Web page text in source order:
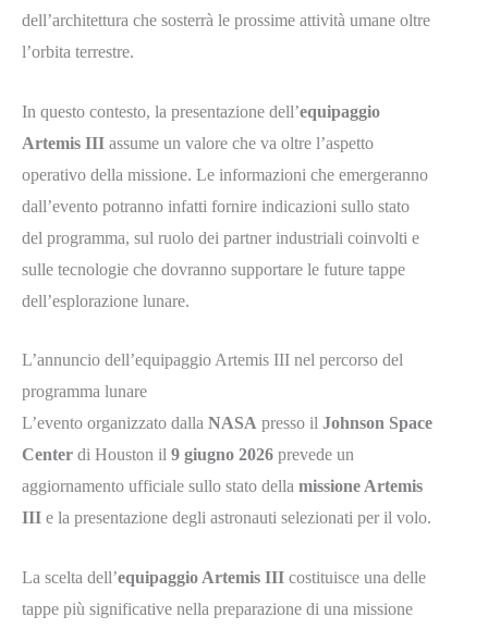
dell’architettura che sosterrà le prossime attività umane oltre
l’orbita terrestre.
In questo contesto, la presentazione dell’equipaggio
Artemis III assume un valore che va oltre l’aspetto
operativo della missione. Le informazioni che emergeranno
dall’evento potranno infatti fornire indicazioni sullo stato
del programma, sul ruolo dei partner industriali coinvolti e
sulle tecnologie che dovranno supportare le future tappe
dell’esplorazione lunare.
L’annuncio dell’equipaggio Artemis III nel percorso del
programma lunare
L’evento organizzato dalla NASA presso il Johnson Space
Center di Houston il 9 giugno 2026 prevede un
aggiornamento ufficiale sullo stato della missione Artemis
III e la presentazione degli astronauti selezionati per il volo.
La scelta dell’equipaggio Artemis III costituisce una delle
tappe più significative nella preparazione di una missione